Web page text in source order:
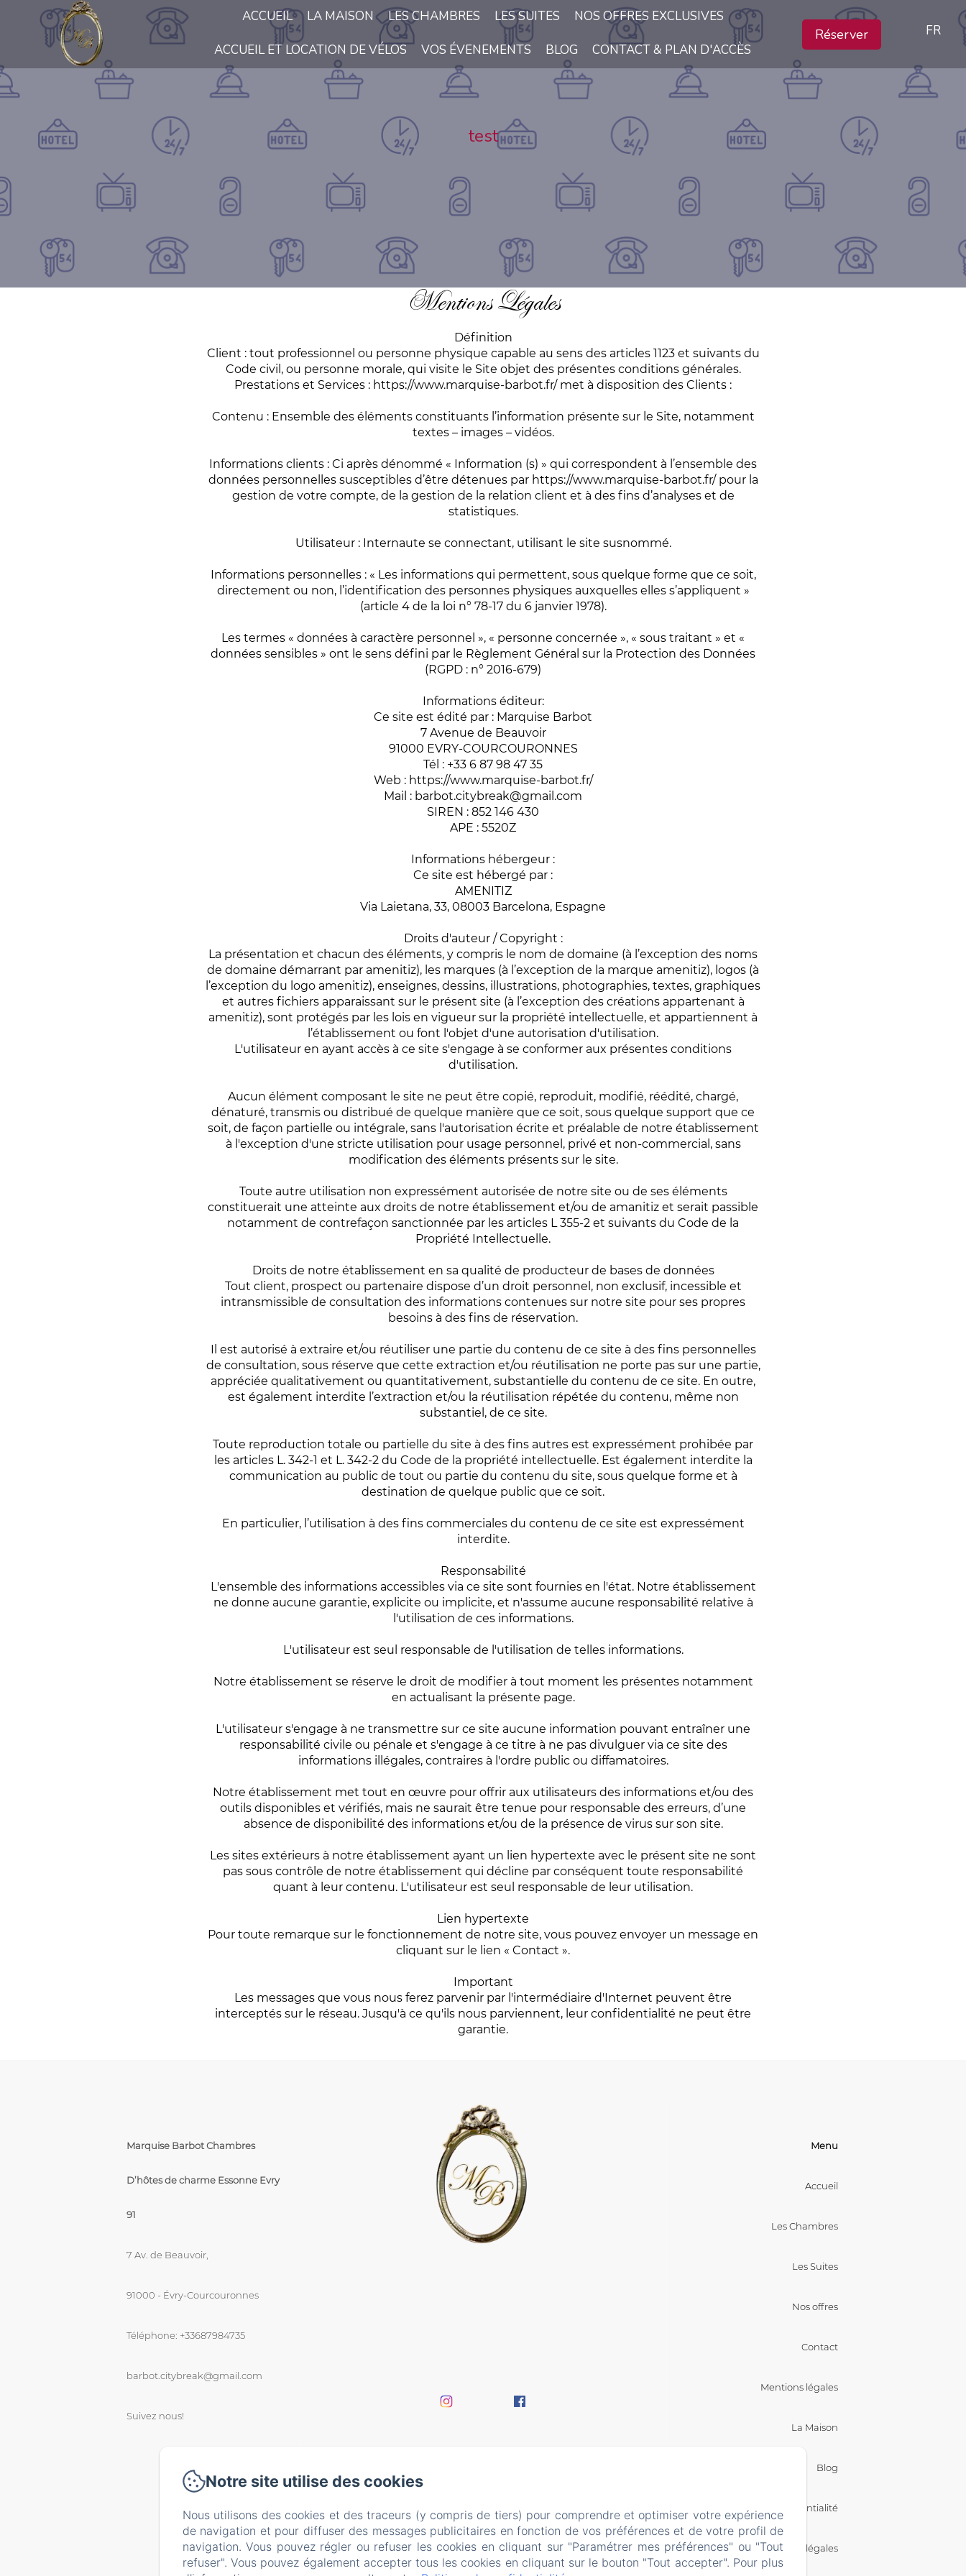
ACCUEIL LA MAISON LES CHAMBRES LES SUITES NOS OFFRES EXCLUSIVES
ACCUEIL ET LOCATION DE VÉLOS VOS ÉVENEMENTS BLOG CONTACT & PLAN D'ACCÈS
Réserver FR
test
Mentions Légales
Définition
Client : tout professionnel ou personne physique capable au sens des articles 1123 et suivants du
Code civil, ou personne morale, qui visite le Site objet des présentes conditions générales.
Prestations et Services : https://www.marquise-barbot.fr/ met à disposition des Clients :
Contenu : Ensemble des éléments constituants l’information présente sur le Site, notamment
textes – images – vidéos.
Informations clients : Ci après dénommé « Information (s) » qui correspondent à l’ensemble des
données personnelles susceptibles d’être détenues par https://www.marquise-barbot.fr/ pour la
gestion de votre compte, de la gestion de la relation client et à des fins d’analyses et de
statistiques.
Utilisateur : Internaute se connectant, utilisant le site susnommé.
Informations personnelles : « Les informations qui permettent, sous quelque forme que ce soit,
directement ou non, l’identification des personnes physiques auxquelles elles s’appliquent »
(article 4 de la loi n° 78-17 du 6 janvier 1978).
Les termes « données à caractère personnel », « personne concernée », « sous traitant » et «
données sensibles » ont le sens défini par le Règlement Général sur la Protection des Données
(RGPD : n° 2016-679)
Informations éditeur:
Ce site est édité par : Marquise Barbot
7 Avenue de Beauvoir
91000 EVRY-COURCOURONNES
Tél : +33 6 87 98 47 35
Web : https://www.marquise-barbot.fr/
Mail : barbot.citybreak@gmail.com
SIREN : 852 146 430
APE : 5520Z
Informations hébergeur :
Ce site est hébergé par :
AMENITIZ
Via Laietana, 33, 08003 Barcelona, Espagne
Droits d'auteur / Copyright :
La présentation et chacun des éléments, y compris le nom de domaine (à l’exception des noms
de domaine démarrant par amenitiz), les marques (à l’exception de la marque amenitiz), logos (à
l’exception du logo amenitiz), enseignes, dessins, illustrations, photographies, textes, graphiques
et autres fichiers apparaissant sur le présent site (à l’exception des créations appartenant à
amenitiz), sont protégés par les lois en vigueur sur la propriété intellectuelle, et appartiennent à
l’établissement ou font l'objet d'une autorisation d'utilisation.
L'utilisateur en ayant accès à ce site s'engage à se conformer aux présentes conditions
d'utilisation.
Aucun élément composant le site ne peut être copié, reproduit, modifié, réédité, chargé,
dénaturé, transmis ou distribué de quelque manière que ce soit, sous quelque support que ce
soit, de façon partielle ou intégrale, sans l'autorisation écrite et préalable de notre établissement
à l'exception d'une stricte utilisation pour usage personnel, privé et non-commercial, sans
modification des éléments présents sur le site.
Toute autre utilisation non expressément autorisée de notre site ou de ses éléments
constituerait une atteinte aux droits de notre établissement et/ou de amanitiz et serait passible
notamment de contrefaçon sanctionnée par les articles L 355-2 et suivants du Code de la
Propriété Intellectuelle.
Droits de notre établissement en sa qualité de producteur de bases de données
Tout client, prospect ou partenaire dispose d’un droit personnel, non exclusif, incessible et
intransmissible de consultation des informations contenues sur notre site pour ses propres
besoins à des fins de réservation.
Il est autorisé à extraire et/ou réutiliser une partie du contenu de ce site à des fins personnelles
de consultation, sous réserve que cette extraction et/ou réutilisation ne porte pas sur une partie,
appréciée qualitativement ou quantitativement, substantielle du contenu de ce site. En outre,
est également interdite l’extraction et/ou la réutilisation répétée du contenu, même non
substantiel, de ce site.
Toute reproduction totale ou partielle du site à des fins autres est expressément prohibée par
les articles L. 342-1 et L. 342-2 du Code de la propriété intellectuelle. Est également interdite la
communication au public de tout ou partie du contenu du site, sous quelque forme et à
destination de quelque public que ce soit.
En particulier, l’utilisation à des fins commerciales du contenu de ce site est expressément
interdite.
Responsabilité
L'ensemble des informations accessibles via ce site sont fournies en l'état. Notre établissement
ne donne aucune garantie, explicite ou implicite, et n'assume aucune responsabilité relative à
l'utilisation de ces informations.
L'utilisateur est seul responsable de l'utilisation de telles informations.
Notre établissement se réserve le droit de modifier à tout moment les présentes notamment
en actualisant la présente page.
L'utilisateur s'engage à ne transmettre sur ce site aucune information pouvant entraîner une
responsabilité civile ou pénale et s'engage à ce titre à ne pas divulguer via ce site des
informations illégales, contraires à l'ordre public ou diffamatoires.
Notre établissement met tout en œuvre pour offrir aux utilisateurs des informations et/ou des
outils disponibles et vérifiés, mais ne saurait être tenue pour responsable des erreurs, d’une
absence de disponibilité des informations et/ou de la présence de virus sur son site.
Les sites extérieurs à notre établissement ayant un lien hypertexte avec le présent site ne sont
pas sous contrôle de notre établissement qui décline par conséquent toute responsabilité
quant à leur contenu. L'utilisateur est seul responsable de leur utilisation.
Lien hypertexte
Pour toute remarque sur le fonctionnement de notre site, vous pouvez envoyer un message en
cliquant sur le lien « Contact ».
Important
Les messages que vous nous ferez parvenir par l'intermédiaire d'Internet peuvent être
interceptés sur le réseau. Jusqu'à ce qu'ils nous parviennent, leur confidentialité ne peut être
garantie.
Marquise Barbot Chambres
D’hôtes de charme Essonne Evry
91
7 Av. de Beauvoir,
91000 - Évry-Courcouronnes
Téléphone: +33687984735
barbot.citybreak@gmail.com
Suivez nous!
EN FR ES
Menu
Accueil
Les Chambres
Les Suites
Nos offres
Contact
Mentions légales
La Maison
Blog
Politique de confidentialité
Informations légales
Notre site utilise des cookies
Nous utilisons des cookies et des traceurs (y compris de tiers) pour comprendre et optimiser votre expérience
de navigation et pour diffuser des messages publicitaires en fonction de vos préférences et de votre profil de
navigation. Vous pouvez régler ou refuser les cookies en cliquant sur "Paramétrer mes préférences" ou "Tout
refuser". Vous pouvez également accepter tous les cookies en cliquant sur le bouton "Tout accepter". Pour plus